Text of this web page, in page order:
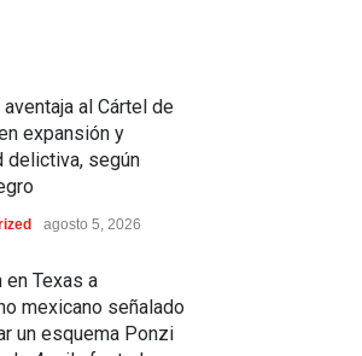
aventaja al Cártel de
expansión y
delictiva, según
agosto 5, 2026
en Texas a
mexicano señalado
un esquema Ponzi